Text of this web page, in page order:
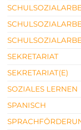
SEKRETARIAT
SEKRETARIAT(E)
SOZIALES LERNEN
SPANISCH